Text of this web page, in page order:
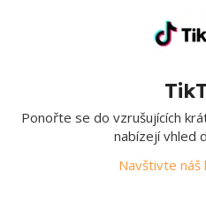
Ponořte se do vzrušujících
nabízejí vhled
Navštivte náš